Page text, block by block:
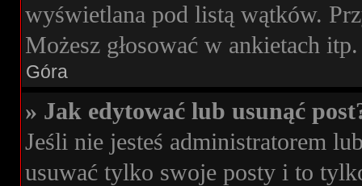
wyświetlana pod listą wątków.
Możesz głosować w ankietach itp.
Góra
» Jak edytować lub usunąć
Jeśli nie jesteś administratorem
usuwać tylko swoje posty i to